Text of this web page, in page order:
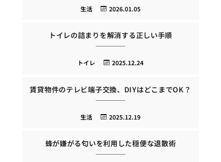
2026.01.05
生活
トイレの詰まりを解消する正しい手順
2025.12.24
トイレ
賃貸物件のテレビ端子交換、DIYはどこまでOK？
2025.12.19
生活
蜂が嫌がる匂いを利用した穏便な退散術